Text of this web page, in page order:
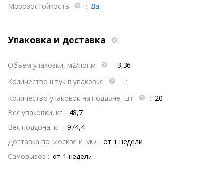
Морозостойкость : Да
Упаковка и доставка
Объем упаковки, м2/пог.м : 3,36
Количество штук в упаковке
: 1
Количество упаковок на поддоне, шт
: 20
Вес упаковки, кг : 48,7
Вес поддона, кг : 974,4
Доставка по Москве и МО : от 1 недели
Самовывоз : от 1 недели